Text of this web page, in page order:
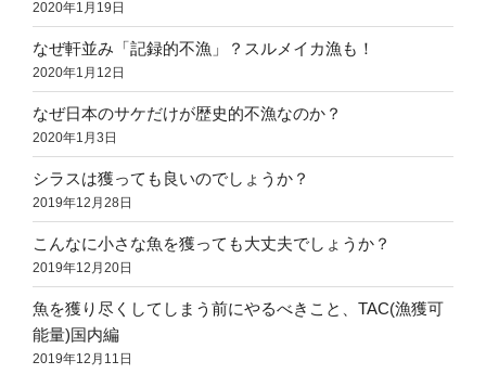
2020年1月19日
なぜ軒並み「記録的不漁」？スルメイカ漁も！
2020年1月12日
なぜ日本のサケだけが歴史的不漁なのか？
2020年1月3日
シラスは獲っても良いのでしょうか？
2019年12月28日
こんなに小さな魚を獲っても大丈夫でしょうか？
2019年12月20日
魚を獲り尽くしてしまう前にやるべきこと、TAC(漁獲可
能量)国内編
2019年12月11日